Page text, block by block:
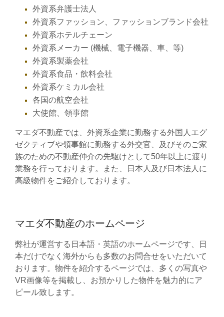
外資系弁護士法人
外資系ファッション、ファッションブランド会社
外資系ホテルチェーン
外資系メーカー (機械、電子機器、車、等)
外資系製薬会社
外資系食品・飲料会社
外資系ケミカル会社
各国の航空会社
大使館、領事館
マエダ不動産では、外資系企業に勤務する外国人エグ
ゼクティブや領事館に勤務する外交官、及びそのご家
族のための不動産仲介の先駆けとして50年以上に渡り
業務を行っております。また、日本人及び日本法人に
高級物件をご紹介しております。
マエダ不動産のホームページ
弊社が運営する日本語・英語のホームページです、日
本だけでなく海外からも多数のお問合せをいただいて
おります。物件を紹介するページでは、多くの写真や
VR画像等を掲載し、お預かりした物件を魅力的にア
ピール致します。